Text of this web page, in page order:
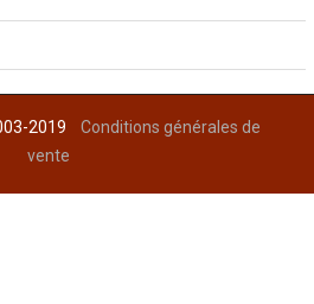
2019Conditions générales de
vente